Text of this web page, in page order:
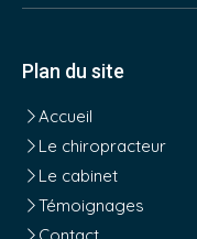
Plan du site
Accueil
Le chiropracteur
Le cabinet
Témoignages